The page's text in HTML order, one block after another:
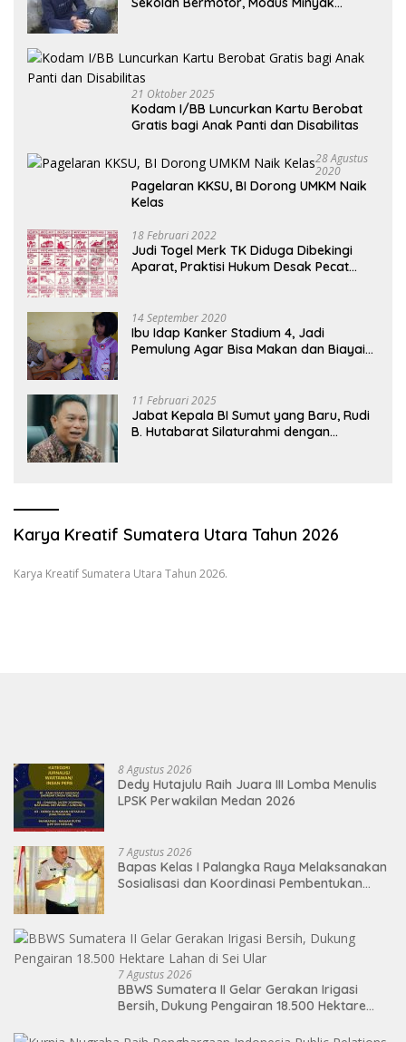
21 Oktober 2025
Kodam I/BB Luncurkan Kartu Berobat
Gratis bagi Anak Panti dan Disabilitas
28 Agustus
2020
Pagelaran KKSU, BI Dorong UMKM Naik
Kelas
18 Februari 2022
Judi Togel Merk TK Diduga Dibekingi
Aparat, Praktisi Hukum Desak Pecat
14 September 2020
Ibu Idap Kanker Stadium 4, Jadi
Pemulung Agar Bisa Makan dan Biayai
11 Februari 2025
Jabat Kepala BI Sumut yang Baru, Rudi
B. Hutabarat Silaturahmi dengan
Karya Kreatif Sumatera Utara Tahun 2026
Karya Kreatif Sumatera Utara Tahun 2026.
8 Agustus 2026
Dedy Hutajulu Raih Juara III Lomba Menulis
LPSK Perwakilan Medan 2026
7 Agustus 2026
Bapas Kelas I Palangka Raya Melaksanakan
Sosialisasi dan Koordinasi Pembentukan
7 Agustus 2026
BBWS Sumatera II Gelar Gerakan Irigasi
Bersih, Dukung Pengairan 18.500 Hektare